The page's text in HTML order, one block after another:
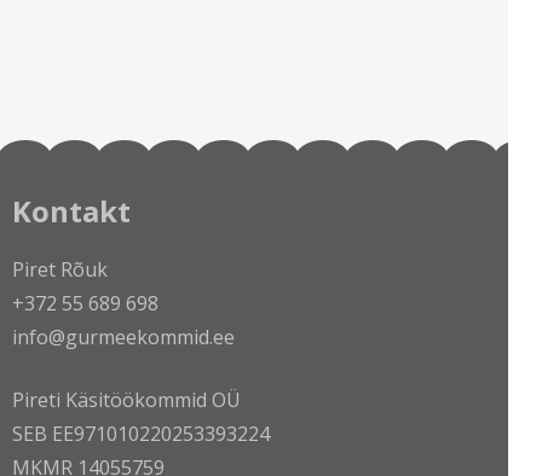
Kontakt
Piret Rõuk
+372 55 689 698
info@gurmeekommid.ee
Pireti Käsitöökommid OÜ
SEB EE971010220253393224
MKMR 14055759